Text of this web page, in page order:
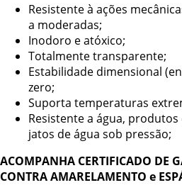
Resistente à ações
a moderadas;
Inodoro e atóxico;
Totalmente transparente;
Estabilidade dimensional
zero;
Suporta temperaturas
Resistente a água,
jatos de água sob pressão;
ACOMPANHA CERTIFICADO DE
CONTRA AMARELAMENTO e